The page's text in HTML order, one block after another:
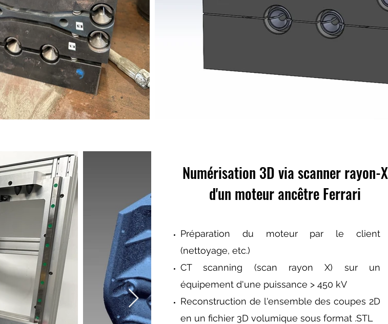
Numérisation 3D via scanner rayon-X
d'un moteur ancêtre Ferrari
Préparation du moteur par le client
(nettoyage, etc.)
CT scanning (scan rayon X) sur un
équipement d'une puissance > 450 kV
Reconstruction de l'ensemble des coupes 2D
en un fichier 3D volumique sous format .STL